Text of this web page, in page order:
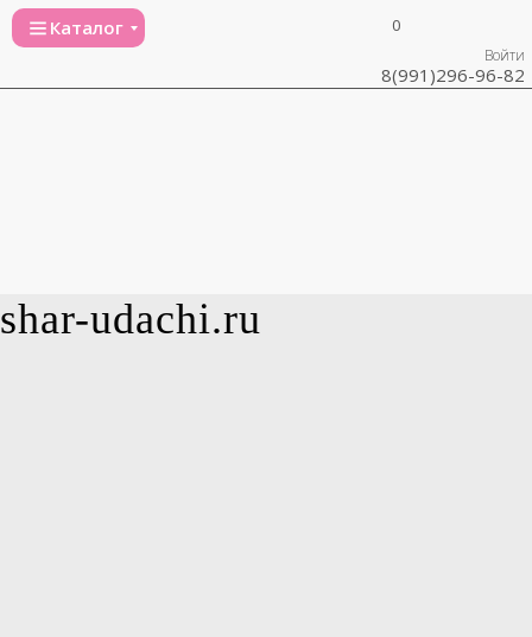
Каталог
Войти
0
8(991)296-96-82
shar-udachi.ru